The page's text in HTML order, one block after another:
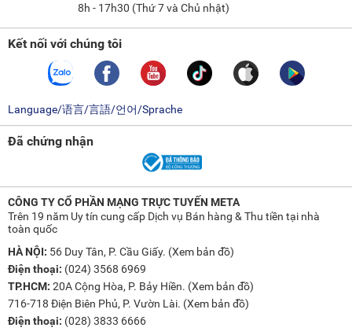
8h - 17h30 (Thứ 7 và Chủ nhật)
Kết nối với chúng tôi
Language/语言/言語/언어/Sprache
Đã chứng nhận
CÔNG TY CỔ PHẦN MẠNG TRỰC TUYẾN META
Trên 19 năm Uy tín cung cấp Dịch vụ Bán hàng & Thu tiền tại nhà
toàn quốc
HÀ NỘI: 56 Duy Tân, P. Cầu Giấy. (Xem bản đồ)
Điện thoại: (024) 3568 6969
TP.HCM: 20A Cộng Hòa, P. Bảy Hiền. (Xem bản đồ)
716-718 Điện Biên Phủ, P. Vườn Lài. (Xem bản đồ)
Điện thoại: (028) 3833 6666